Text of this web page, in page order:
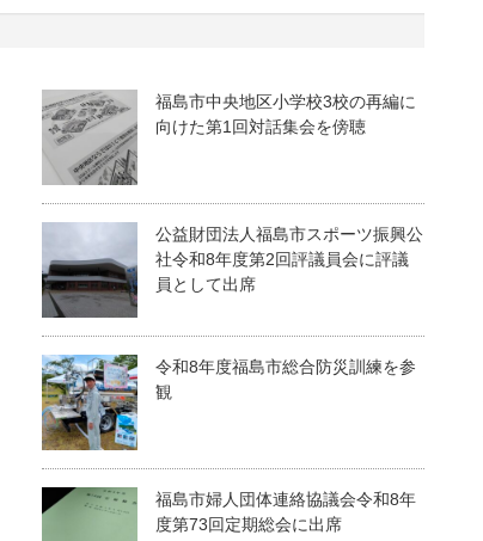
福島市中央地区小学校3校の再編に
向けた第1回対話集会を傍聴
公益財団法人福島市スポーツ振興公
社令和8年度第2回評議員会に評議
員として出席
令和8年度福島市総合防災訓練を参
観
福島市婦人団体連絡協議会令和8年
度第73回定期総会に出席